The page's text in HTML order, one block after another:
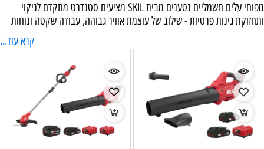
מפוחי עלים חשמליים נטענים מבית SKIL מציעים סטנדרט מתקדם לניקוי
ותחזוקת גינות פרטיות - שילוב של עוצמת אוויר גבוהה, עבודה שקטה ונוחות
שימוש ללא כבל וללא דלק. מנוע Brushless ללא פחמים, סוללת ליתיום מתקדמת
ותכנון נוח לעבודה מאפשרים לרכז במהירות עלים, אבק ולכלוך קל משבילים,
מערכת הסוללות של SKIL מאפשרת עבודה חכמה וגמישה יותר עם מפוחים
נטענים וכלי גינון נוספים, כך שניתן לעבור בנוחות בין משימות שונות בגינה -
מניקוי עלים ועד המשך עבודה עם מכסחת דשא, חרמש או כלי גינון תואם אחר.
קרא עוד...